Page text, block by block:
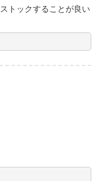
トックすることが良い